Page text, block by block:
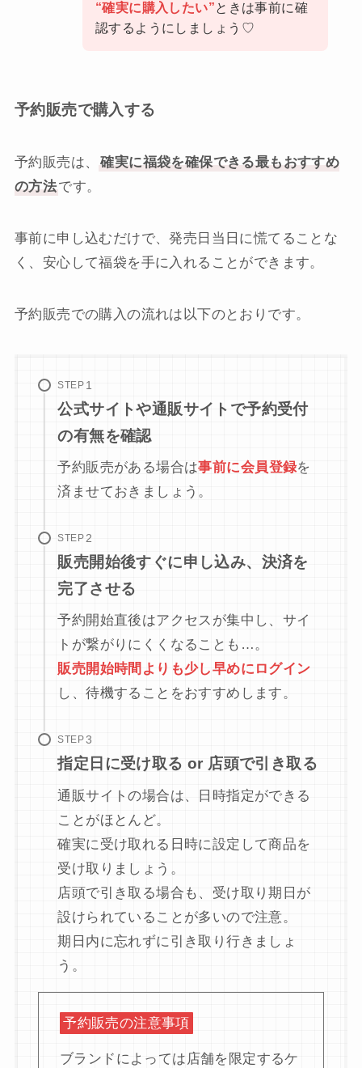
“確実に購入したい” ときは事前に確
認するようにしましょう♡
予約販売で購入する
予約販売は、
確実に福袋を確保できる最もおすすめ
の方法です。
事前に申し込むだけで、発売日当日に慌てることな
く、安心して福袋を手に入れることができます。
予約販売での購入の流れは以下のとおりです。
STEP
公式サイトや通販サイトで予約受付
の有無を確認
予約販売がある場合は事前に会員登録を
済ませておきましょう。
STEP
販売開始後すぐに申し込み、決済を
完了させる
予約開始直後はアクセスが集中し、サイ
トが繋がりにくくなることも…。
販売開始時間よりも少し早めにログイン
し、待機することをおすすめします。
STEP
指定日に受け取る or 店頭で引き取る
通販サイトの場合は、日時指定ができる
ことがほとんど。
確実に受け取れる日時に設定して商品を
受け取りましょう。
店頭で引き取る場合も、受け取り期日が
設けられていることが多いので注意。
期日内に忘れずに引き取り行きましょ
う。
予約販売の注意事項
ブランドによっては店舗を限定するケ